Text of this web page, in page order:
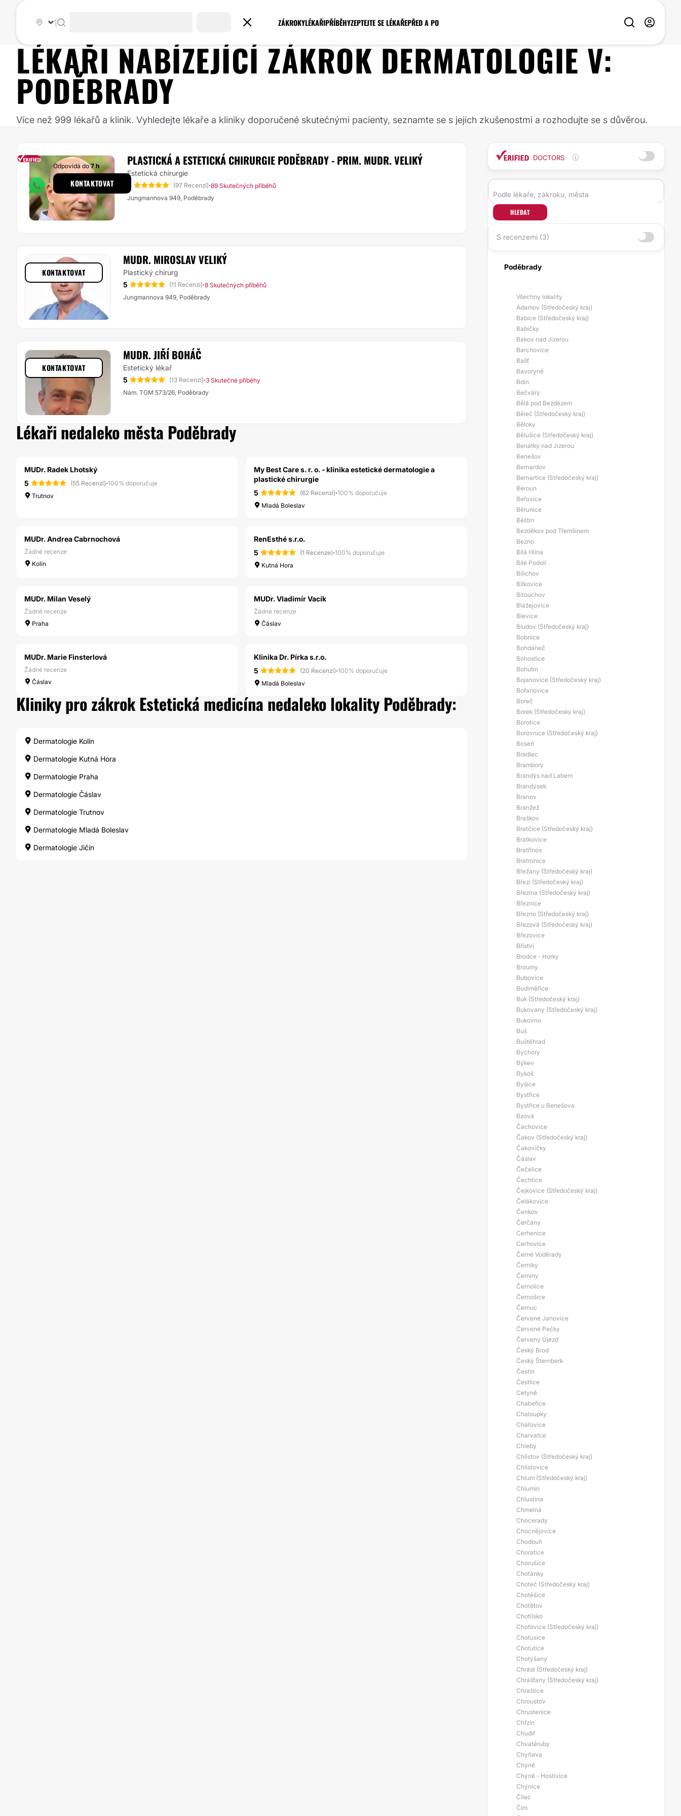
ZÁKROKYLÉKAŘIPŘÍBĚHYZEPTEJTE SE LÉKAŘEPŘED A PO
LÉKAŘI NABÍZEJÍCÍ ZÁKROKDERMATOLOGIEV:
PODĚBRADY
Více než 999 lékařů a klinik. Vyhledejte lékaře a kliniky doporučené skutečnými pacienty, seznamte se s jejich zkušenostmi a rozhodujte se s důvěrou.
PLASTICKÁ A ESTETICKÁ CHIRURGIE PODĚBRADY - PRIM. MUDR. VELIKÝ
Estetická chirurgie
(97 Recenzí)·89 Skutečných příběhů
Jungmannova 949, Poděbrady
Odpovídá do7 h
KONTAKTOVAT
MUDR. MIROSLAV VELIKÝ
Plastický chirurg
5
(11 Recenzí)·8 Skutečných příběhů
Jungmannova 949, Poděbrady
KONTAKTOVAT
MUDR. JIŘÍ BOHÁČ
Estetický lékař
5
(13 Recenzí)·3 Skutečné příběhy
Nám. TGM 573/26, Poděbrady
KONTAKTOVAT
Lékaři nedaleko města Poděbrady
MUDr. Radek Lhotský
5
(55 Recenzí)·100% doporučuje
Trutnov
My Best Care s. r. o. - klinika estetické dermatologie a
plastické chirurgie
5
(62 Recenzí)·100% doporučuje
Mladá Boleslav
MUDr. Andrea Cabrnochová
Žádné recenze
Kolín
RenEsthé s.r.o.
5
(1 Recenze)·100% doporučuje
Kutná Hora
MUDr. Milan Veselý
Žádné recenze
Praha
MUDr. Vladimír Vacík
Žádné recenze
Čáslav
MUDr. Marie Finsterlová
Žádné recenze
Čáslav
Klinika Dr. Pírka s.r.o.
5
(20 Recenzí)·100% doporučuje
Mladá Boleslav
Kliniky pro zákrok Estetická medicína nedaleko lokality Poděbrady:
Dermatologie Kolín
Dermatologie Kutná Hora
Dermatologie Praha
Dermatologie Čáslav
Dermatologie Trutnov
Dermatologie Mladá Boleslav
Dermatologie Jičín
DOCTORS
HLEDAT
S recenzemi (3)
Poděbrady
Všechny lokality
Adamov (Středočeský kraj)
Babice (Středočeský kraj)
Babičky
Bakov nad Jizerou
Barchovice
Bašť
Bavoryně
Bdín
Bečváry
Bělá pod Bezdězem
Běleč (Středočeský kraj)
Běloky
Bělušice (Středočeský kraj)
Benátky nad Jizerou
Benešov
Bernardov
Bernartice (Středočeský kraj)
Beroun
Beřovice
Běrunice
Běštín
Bezděkov pod Třemšínem
Bezno
Bílá Hlína
Bílé Podolí
Bílichov
Bílkovice
Bítouchov
Blažejovice
Blevice
Bludov (Středočeský kraj)
Bobnice
Bohdaneč
Bohostice
Bohutín
Bojanovice (Středočeský kraj)
Bořanovice
Boreč
Borek (Středočeský kraj)
Borotice
Borovnice (Středočeský kraj)
Boseň
Bradlec
Brambory
Brandýs nad Labem
Brandýsek
Branov
Branžež
Braškov
Bratčice (Středočeský kraj)
Bratkovice
Bratřínov
Bratronice
Břežany (Středočeský kraj)
Březí (Středočeský kraj)
Březina (Středočeský kraj)
Březnice
Březno (Středočeský kraj)
Březová (Středočeský kraj)
Březovice
Bříství
Brodce - Horky
Broumy
Bubovice
Budiměřice
Buk (Středočeský kraj)
Bukovany (Středočeský kraj)
Bukovno
Buš
Buštěhrad
Býchory
Býkev
Bykoš
Byšice
Bystřice
Bystřice u Benešova
Bzová
Čachovice
Čakov (Středočeský kraj)
Čakovičky
Čáslav
Čečelice
Čechtice
Čejkovice (Středočeský kraj)
Čelákovice
Čenkov
Čerčany
Cerhenice
Cerhovice
Černé Voděrady
Černíky
Černíny
Černolice
Černošice
Černuc
Červené Janovice
Červené Pečky
Červený Újezd
Český Brod
Český Šternberk
Čestín
Čestlice
Cetyně
Chabeřice
Chaloupky
Chářovice
Charvatce
Chleby
Chlístov (Středočeský kraj)
Chlístovice
Chlum (Středočeský kraj)
Chlumín
Chlustina
Chmelná
Chocerady
Chocnějovice
Chodouň
Choratice
Chorušice
Choťánky
Choteč (Středočeský kraj)
Chotěšice
Chotětov
Chotilsko
Choťovice (Středočeský kraj)
Chotusice
Chotutice
Chotýšany
Chrást (Středočeský kraj)
Chrášťany (Středočeský kraj)
Chraštice
Chroustov
Chrustenice
Chřzín
Chudíř
Chvatěruby
Chyňava
Chýně
Chýně - Hostivice
Chýnice
Čilec
Čím